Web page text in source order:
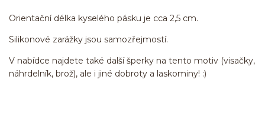
Orientační délka kyselého pásku je cca 2,5 cm.
Silikonové zarážky jsou samozřejmostí.
V nabídce najdete také další šperky na tento motiv (visačky,
náhrdelník, brož), ale i jiné dobroty a laskominy! :)